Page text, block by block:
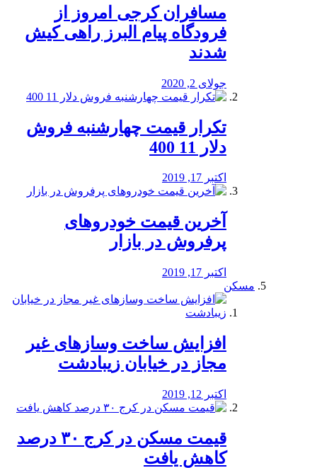
مسافران کرجی امروز از
فرودگاه پیام البرز راهی کیش
شدند
جولای 2, 2020
تکرار قیمت چهارشنبه فروش
دلار 11 400
اکتبر 17, 2019
آخرین قیمت خودرو‌های
پرفروش در بازار
اکتبر 17, 2019
مسکن
افزایش ساخت وسازهای غیر
مجاز در خیابان زیبادشت
اکتبر 12, 2019
️قیمت مسکن در کرج ۳۰ درصد
کاهش یافت